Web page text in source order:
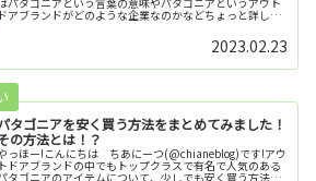
ドアブランドがどのような企業なのかなどちょっと詳しく
2023.02.23
タゴニアを安く買う方法をまとめてみました！
の方法とは！？
っほー!こんにちは ちあにーつ(@chianeblog)です!アウ
トドアブランドの中でもトップクラスで有名で人気のある
タゴニアのアイテムについて、少しでも安く買う方法を